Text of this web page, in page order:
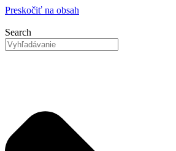
Preskočiť na obsah
Search